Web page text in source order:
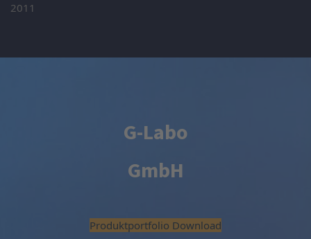
2011
G-Labo
GmbH
Produktportfolio Download